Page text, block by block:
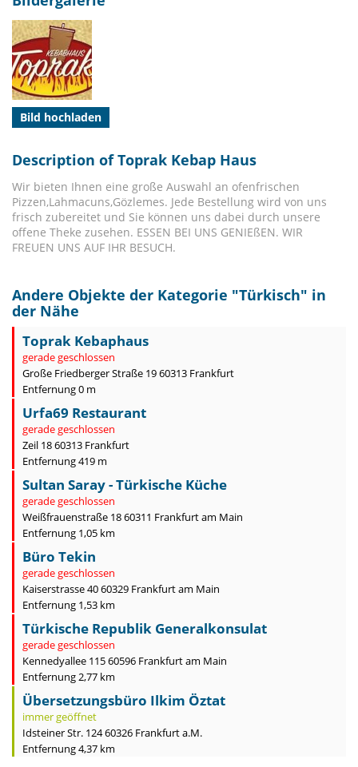
Bild hochladen
Description of Toprak Kebap Haus
Wir bieten Ihnen eine große Auswahl an ofenfrischen
Pizzen,Lahmacuns,Gözlemes. Jede Bestellung wird von uns
frisch zubereitet und Sie können uns dabei durch unsere
offene Theke zusehen. ESSEN BEI UNS GENIEßEN. WIR
FREUEN UNS AUF IHR BESUCH.
Andere Objekte der Kategorie "Türkisch" in
der Nähe
Toprak Kebaphaus
gerade geschlossen
Große Friedberger Straße 19 60313 Frankfurt
Entfernung 0 m
Urfa69 Restaurant
gerade geschlossen
Zeil 18 60313 Frankfurt
Entfernung 419 m
Sultan Saray - Türkische Küche
gerade geschlossen
Weißfrauenstraße 18 60311 Frankfurt am Main
Entfernung 1,05 km
Büro Tekin
gerade geschlossen
Kaiserstrasse 40 60329 Frankfurt am Main
Entfernung 1,53 km
Türkische Republik Generalkonsulat
gerade geschlossen
Kennedyallee 115 60596 Frankfurt am Main
Entfernung 2,77 km
Übersetzungsbüro Ilkim Öztat
immer geöffnet
Idsteiner Str. 124 60326 Frankfurt a.M.
Entfernung 4,37 km